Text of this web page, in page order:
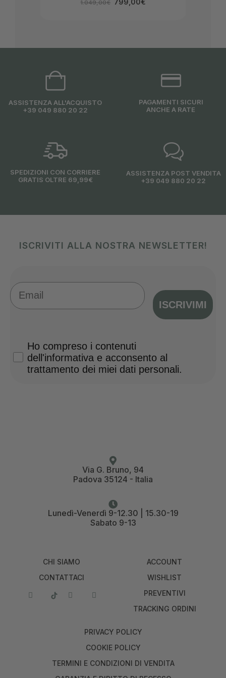
1.049,00€ 799,00€
ASSISTENZA ALL'ACQUISTO
+39 049 880 20 22
PAGAMENTI SICURI
ANCHE A RATE
SPEDIZIONI CON CORRIERE
GRATIS OLTRE 69,99€
ASSISTENZA POST VENDITA
+39 049 880 20 22
ISCRIVITI ALLA NOSTRA NEWSLETTER!
Email
ISCRIVIMI
Privacy Policy
Ho compreso i contenuti
dell'informativa e acconsento al
trattamento dei miei dati personali.
Via G. Bruno, 94
Padova 35124 - Italia
Lunedì-Venerdì 9-12.30 | 15.30-19
Sabato 9-13
CHI SIAMO
CONTATTACI
ACCOUNT
WISHLIST
PREVENTIVI
TRACKING ORDINI
PRIVACY POLICY
COOKIE POLICY
TERMINI E CONDIZIONI DI VENDITA